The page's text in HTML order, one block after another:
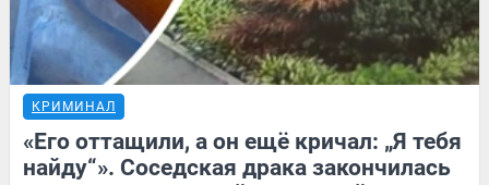
КРИМИНАЛ
«Его оттащили, а он ещё кричал: „Я тебя
найду“». Соседская драка закончилась